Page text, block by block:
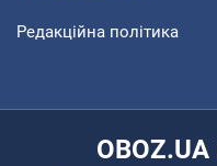
Редакційна політика